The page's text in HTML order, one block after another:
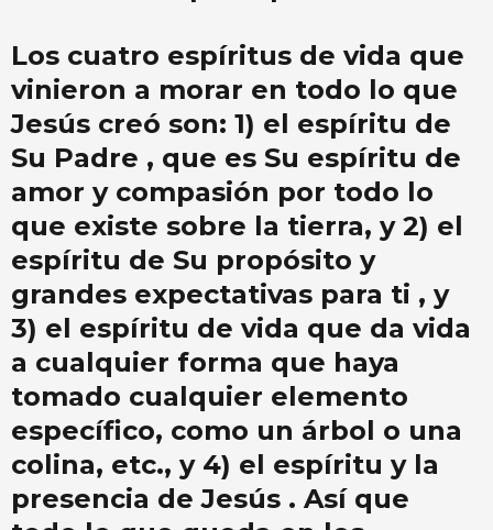
Los cuatro espíritus de vida que
vinieron a morar en todo lo que
Jesús creó son: 1) el espíritu de
Su Padre , que es Su espíritu de
amor y compasión por todo lo
que existe sobre la tierra, y 2) el
espíritu de Su propósito y
grandes expectativas para ti , y
3) el espíritu de vida que da vida
a cualquier forma que haya
tomado cualquier elemento
específico, como un árbol o una
colina, etc., y 4) el espíritu y la
presencia de Jesús . Así que